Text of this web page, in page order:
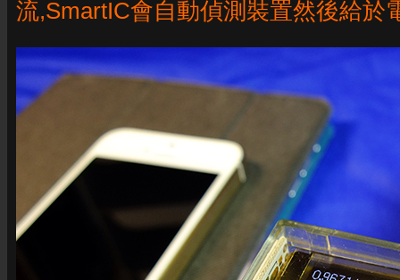
流,SmartIC會自動偵測裝置然後給於